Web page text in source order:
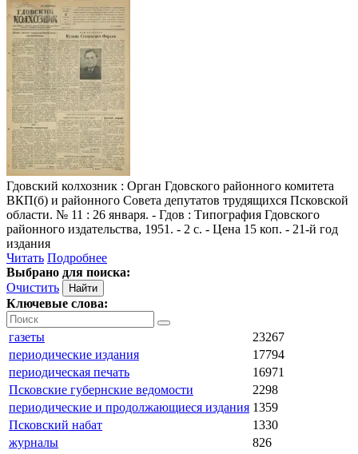
Гдовский колхозник : Орган Гдовского районного комитета
ВКП(б) и районного Совета депутатов трудящихся Псковской
области. № 11 : 26 января. - Гдов : Типография Гдовского
районного издательства, 1951. - 2 с. - Цена 15 коп. - 21-й год
издания
Читать Подробнее
Выбрано для поиска:
Очистить
Ключевые слова:
газеты
23267
периодические издания
17794
периодическая печать
16971
Псковские губернские ведомости
2298
периодические и продолжающиеся издания 1359
Псковский набат
1330
журналы
826